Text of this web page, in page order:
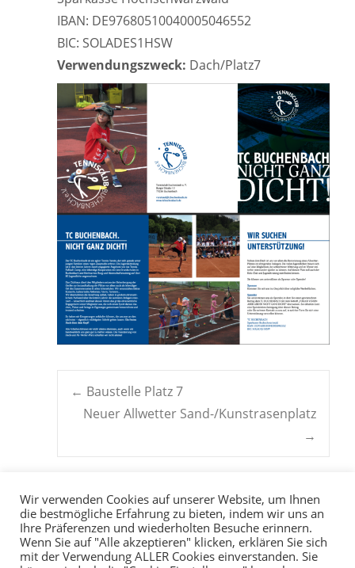
IBAN: DE97680510040005046552
BIC: SOLADES1HSW
Verwendungszweck: Dach/Platz7
Post
← Baustelle Platz 7
Neuer Allwetter Sand-/Kunstrasenplatz
→
Wir verwenden Cookies auf unserer Website, um Ihnen
die bestmögliche Erfahrung zu bieten, indem wir uns an
Ihre Präferenzen und wiederholten Besuche erinnern.
Wenn Sie auf "Alle akzeptieren" klicken, erklären Sie sich
mit der Verwendung ALLER Cookies einverstanden. Sie